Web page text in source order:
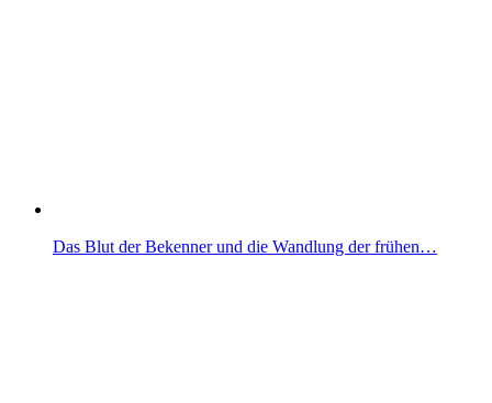
Das Blut der Bekenner und die Wandlung der frühen…